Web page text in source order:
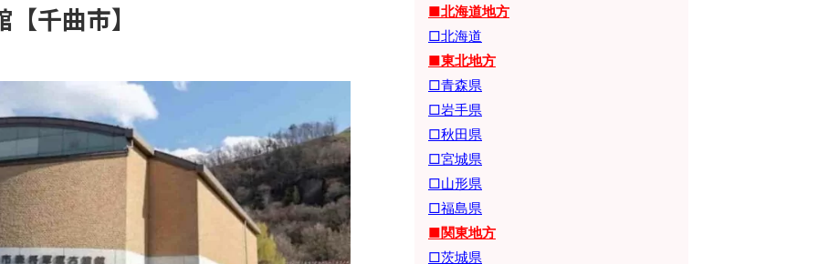
千曲市】
■北海道地方
□北海道
■東北地方
□青森県
□岩手県
□秋田県
□宮城県
□山形県
□福島県
■関東地方
□茨城県